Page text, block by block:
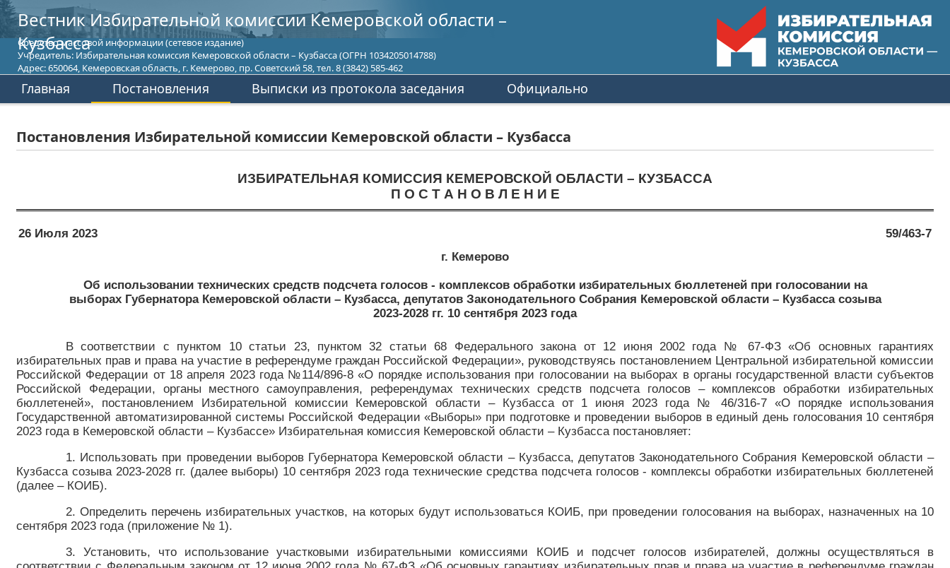
Вестник Избирательной комиссии Кемеровской области –
Кузбасса
Средство массовой информации (сетевое издание)
Учредитель: Избирательная комиссия Кемеровской области – Кузбасса (ОГРН 1034205014788)
Адрес: 650064, Кемеровская область, г. Кемерово, пр. Советский 58, тел. 8 (3842) 585-462
Главная Постановления Выписки из протокола заседания Официально
Постановления Избирательной комиссии Кемеровской области – Кузбасса
ИЗБИРАТЕЛЬНАЯ КОМИССИЯ КЕМЕРОВСКОЙ ОБЛАСТИ – КУЗБАССА
П О С Т А Н О В Л Е Н И Е
26 Июля 2023
59/463-7
г. Кемерово
Об использовании технических средств подсчета голосов - комплексов обработки избирательных бюллетеней при голосовании на
выборах Губернатора Кемеровской области – Кузбасса, депутатов Законодательного Собрания Кемеровской области – Кузбасса созыва
2023-2028 гг. 10 сентября 2023 года
В соответствии с пунктом 10 статьи 23, пунктом 32 статьи 68 Федерального закона от 12 июня 2002 года № 67-ФЗ «Об основных гарантиях
избирательных прав и права на участие в референдуме граждан Российской Федерации», руководствуясь постановлением Центральной избирательной комиссии
Российской Федерации от 18 апреля 2023 года №114/896-8 «О порядке использования при голосовании на выборах в органы государственной власти субъектов
Российской Федерации, органы местного самоуправления, референдумах технических средств подсчета голосов – комплексов обработки избирательных
бюллетеней», постановлением Избирательной комиссии Кемеровской области – Кузбасса от 1 июня 2023 года № 46/316-7 «О порядке использования
Государственной автоматизированной системы Российской Федерации «Выборы» при подготовке и проведении выборов в единый день голосования 10 сентября
2023 года в Кемеровской области – Кузбассе» Избирательная комиссия Кемеровской области – Кузбасса постановляет:
1. Использовать при проведении выборов Губернатора Кемеровской области – Кузбасса, депутатов Законодательного Собрания Кемеровской области –
Кузбасса созыва 2023-2028 гг. (далее выборы) 10 сентября 2023 года технические средства подсчета голосов - комплексы обработки избирательных бюллетеней
(далее – КОИБ).
2. Определить перечень избирательных участков, на которых будут использоваться КОИБ, при проведении голосования на выборах, назначенных на 10
сентября 2023 года (приложение № 1).
3. Установить, что использование участковыми избирательными комиссиями КОИБ и подсчет голосов избирателей, должны осуществляться в